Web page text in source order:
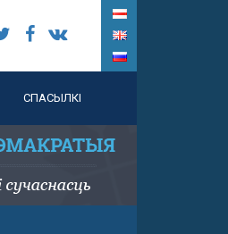
СПАСЫЛКІ